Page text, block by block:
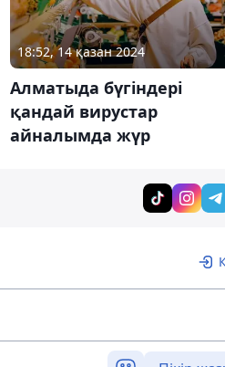
18:52, 14 қазан 2024
Алматыда бүгіндері
қандай вирустар
айналымда жүр